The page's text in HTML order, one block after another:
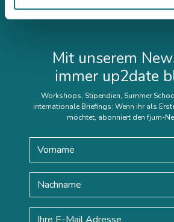
Mit unserem
immer up2date
Workshops, Stipendien, Summer
internationale Briefings: Wenn ihr als
möchtet, abonniert den fjum-